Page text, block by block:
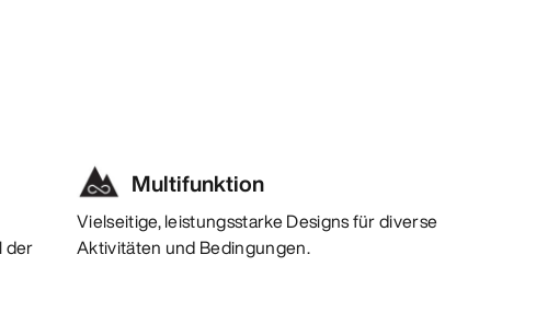
der
Multifunktion
Vielseitige, leistungsstarke Designs für diverse
Aktivitäten und Bedingungen.